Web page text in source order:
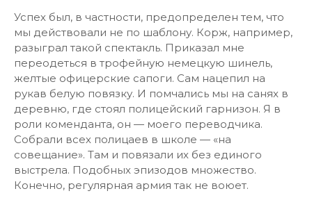
Успех был, в частности, предопределен тем, что
мы действовали не по шаблону. Корж, например,
разыграл такой спектакль. Приказал мне
переодеться в трофейную немецкую шинель,
желтые офицерские сапоги. Сам нацепил на
рукав белую повязку. И помчались мы на санях в
деревню, где стоял полицейский гарнизон. Я в
роли коменданта, он — моего переводчика.
Собрали всех полицаев в школе — «на
совещание». Там и повязали их без единого
выстрела. Подобных эпизодов множество.
Конечно, регулярная армия так не воюет.